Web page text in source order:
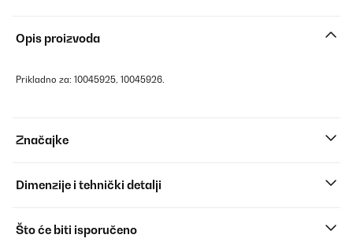
Opis proizvoda
Prikladno za: 10045925, 10045926.
Značajke
Dimenzije i tehnički detalji
Što će biti isporučeno